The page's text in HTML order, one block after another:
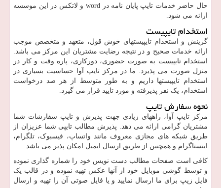
حال حاضر خدمات تایپ پایان نامه در word و لاتکس در این موسسه
ارائه می شود.
استخدام تایپیست
گزینش و استخدام تایپیستهای خوش قول، متعهد و متخصص موجب
ارائه خدمات صحیح و در نتیجه رضایت مشتریان این مرکز می باشد.
استخدام تایپیست به صورت حضوری، دورکاری، پاره وقت و کار در
منزل صورت می پذیرد. ما در مرکز تایپ آوا حساسیت بسیاری در
استخدام تایپیستها داریم و به طور متوسط از هر صد درخواست
استخدام، یک نفر پذیرفته و مورد تایید قرار می گیرد.
نحوه سفارش تایپ
مرکز تایپ آوا، راههای زیادی جهت پذیرش و تایپ سفارشات شما
مشتریان گرامی ارائه می دهد. پذیرش مطالب تایپی شما عزیزان از
طریق شبکه های مجازی معروف مانند واتساپ، فیسبوک، تلگرام،
اینستاگرام و همچنین از طریق ارسال ایمیل امکان پذیر می باشد.
کافی است صفحات مطالب دست نویس خود را شماره گذاری نموده
و توسط گوشی موبایل خود از آنها عکس تهیه نموده و در قالب یک
فایل زیپ برای ما ارسال نمایید و یا فایل صوتی آن را تهیه و ارسال